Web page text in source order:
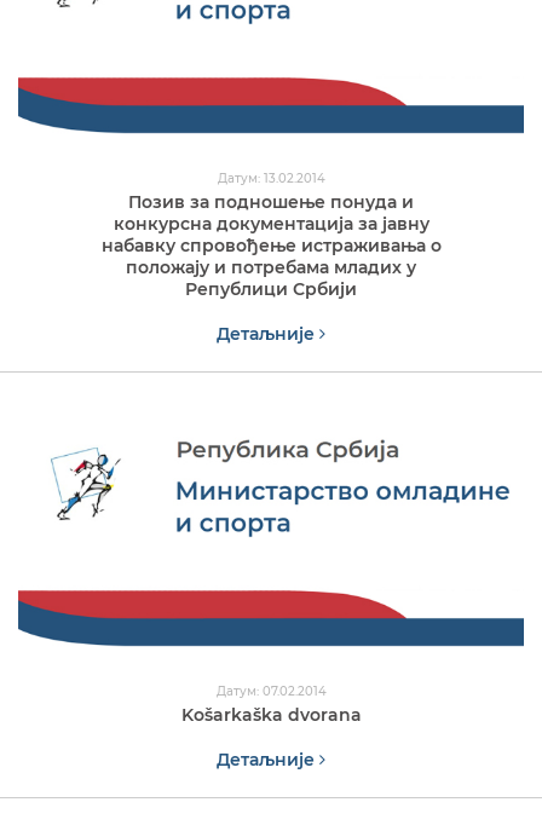
Датум: 13.02.2014
Позив за подношење понуда и
конкурсна документација за јавну
набавку спровођење истраживања о
положају и потребама младих у
Републици Србији
Детаљније
Датум: 07.02.2014
Košarkaška dvorana
Детаљније